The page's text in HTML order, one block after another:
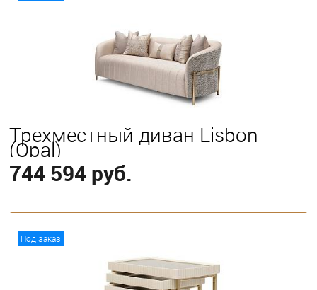
Трехместный диван Lisbon
(Opal)
744 594 руб.
Под заказ